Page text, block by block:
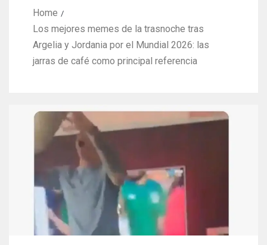
Home
Los mejores memes de la trasnoche tras
Argelia y Jordania por el Mundial 2026: las
jarras de café como principal referencia